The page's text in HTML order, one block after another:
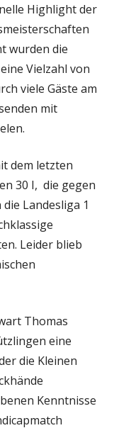
Highlight der
wurden die
Vielzahl von
viele Gäste am
mit
dem letzten
30 I, die gegen
Landesliga 1
Leider blieb
Thomas
eine
die Kleinen
Kenntnisse